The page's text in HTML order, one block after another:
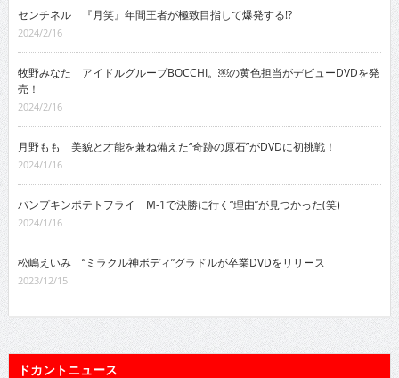
センチネル 『月笑』年間王者が極致目指して爆発する!?
2024/2/16
牧野みなた アイドルグループBOCCHI。￼の黄色担当がデビューDVDを発
売！
2024/2/16
月野もも 美貌と才能を兼ね備えた“奇跡の原石”がDVDに初挑戦！
2024/1/16
パンプキンポテトフライ M-1で決勝に行く“理由”が見つかった(笑)
2024/1/16
松嶋えいみ “ミラクル神ボディ”グラドルが卒業DVDをリリース
2023/12/15
ドカントニュース